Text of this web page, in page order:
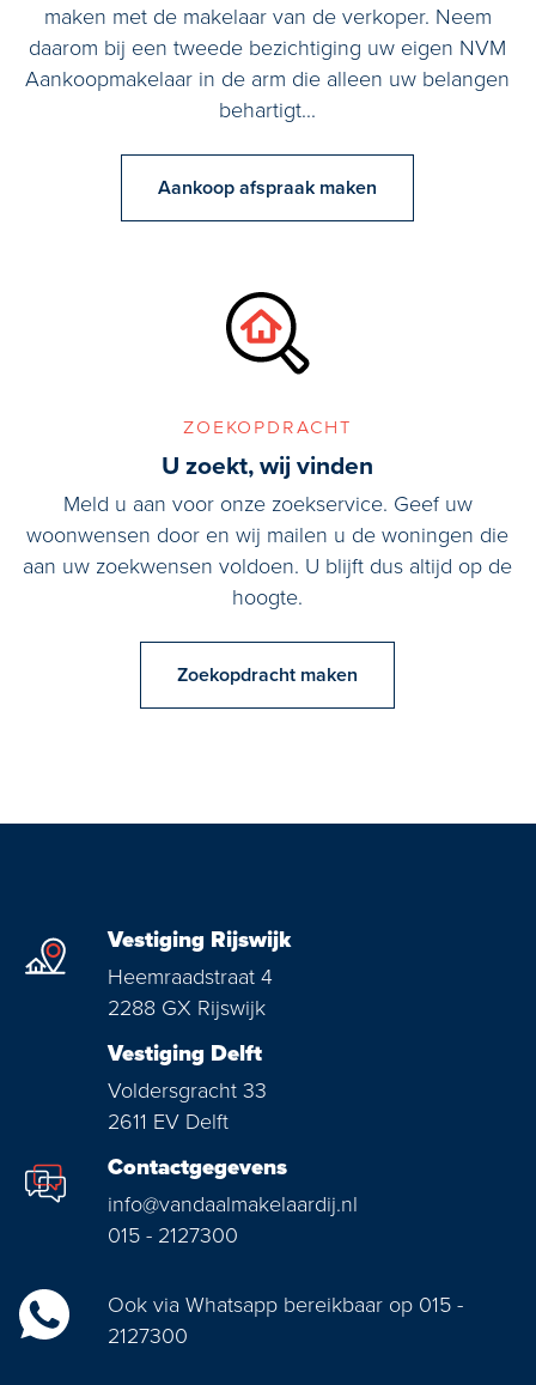
maken met de makelaar van de verkoper. Neem
daarom bij een tweede bezichtiging uw eigen NVM
Aankoopmakelaar in de arm die alleen uw belangen
behartigt...
Aankoop afspraak maken
zoekopdracht
U zoekt, wij vinden
Meld u aan voor onze zoekservice. Geef uw
woonwensen door en wij mailen u de woningen die
aan uw zoekwensen voldoen. U blijft dus altijd op de
hoogte.
Zoekopdracht maken
Vestiging Rijswijk
Heemraadstraat 4
2288 GX Rijswijk
Vestiging Delft
Voldersgracht 33
2611 EV Delft
Contactgegevens
info@vandaalmakelaardij.nl
015 - 2127300
Ook via Whatsapp bereikbaar op 015 -
2127300